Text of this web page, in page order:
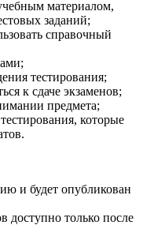
материалом,
заданий;
справочный
тестирования;
к сдаче экзаменов;
предмета;
которые
и будет опубликован
доступно только после